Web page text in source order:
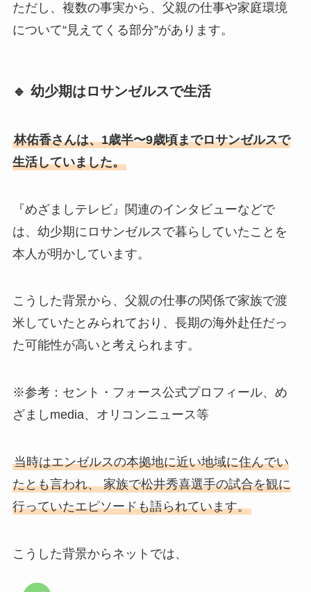
ただし、複数の事実から、父親の仕事や家庭環境
について“見えてくる部分”があります。
🔹 幼少期はロサンゼルスで生活
林佑香さんは、1歳半〜9歳頃までロサンゼルスで
生活していました。
『めざましテレビ』関連のインタビューなどで
は、幼少期にロサンゼルスで暮らしていたことを
本人が明かしています。
こうした背景から、父親の仕事の関係で家族で渡
米していたとみられており、長期の海外赴任だっ
た可能性が高いと考えられます。
※参考：セント・フォース公式プロフィール、め
ざましmedia、オリコンニュース等
当時はエンゼルスの本拠地に近い地域に住んでい
たとも言われ、 家族で松井秀喜選手の試合を観に
行っていたエピソードも語られています。
こうした背景からネットでは、